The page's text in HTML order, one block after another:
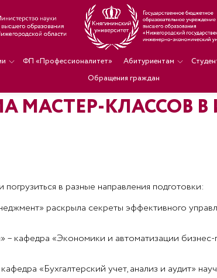
ФП «Профессионалитет» Абитуриентам
Обращения граждан
МАСТЕР-КЛАССОВ
в разные направления подготовки:
раскрыла секреты эффективного
кафедра «Экономики и автоматизации
«Бухгалтерский учет, анализ и аудит»